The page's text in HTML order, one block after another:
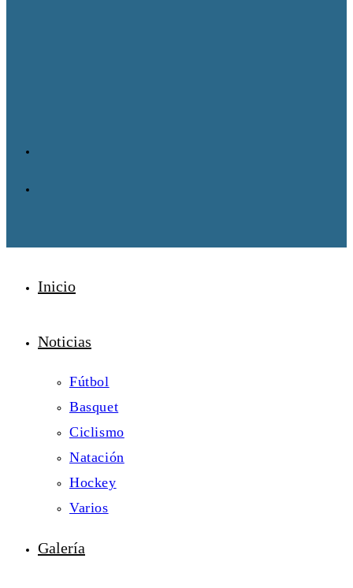
Inicio
Noticias
Fútbol
Basquet
Ciclismo
Natación
Hockey
Varios
Galería